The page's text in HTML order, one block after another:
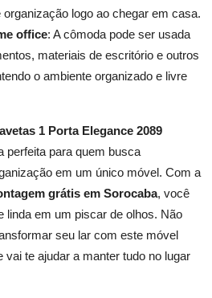
logo ao chegar em casa.
office: A cômoda pode ser usada
materiais de escritório e outros
o ambiente organizado e livre
1 Porta Elegance 2089
perfeita para quem busca
em um único móvel. Com a
grátis em Sorocaba, você
linda em um piscar de olhos. Não
seu lar com este móvel
vai te ajudar a manter tudo no lugar